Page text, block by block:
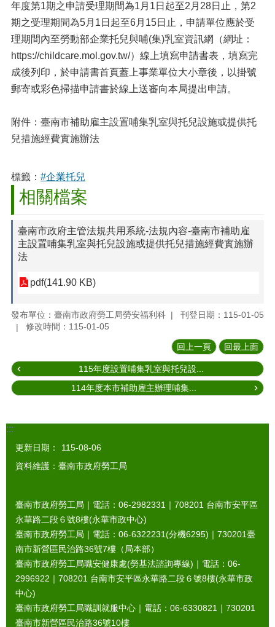
年度第1期之申請受理期間為1月1日起至2月28日止，第2
期之受理期間為5月1日起至6月15日止，申請單位應於受
理期間內至勞動部企業托兒與哺(集)乳室資訊網（網址：
https://childcare.mol.gov.tw/）線上填寫申請書表，填寫完
成後列印，於申請書首頁蓋上事業單位大小章後，以掛號
郵寄或彩色掃描申請書於線上送審向本局提出申請。
附件：臺南市補助雇主設置哺集乳室與托兒設施或提供托
兒措施經費實施辦法
標籤： #企業托兒
相關檔案
臺南市政府主管法規共用系統-法規內容-臺南市補助雇
主設置哺集乳室與托兒設施或提供托兒措施經費實施辦
法
pdf(141.90 KB)
發布單位：臺南市政府勞工局勞安福利科
刊登日期：115-01-05
修改時間：115-01-05
回上一頁 回最上面
115年度設置哺集乳室與托兒設...
114年度本市補助雇主辦理哺集...
:::
更新日期：
115-08-06
資料維護：臺南市政府勞工局
臺南市政府勞工局｜電話：06-2982331｜ 708201 台南市安平區
永華路二段６號8樓(永華市政中心)
臺南市政府勞工局｜電話：06-6322231(分機6295)｜ 730201臺
南市新營區民治路36號7樓（局本部）
臺南市政府勞工局職安健康處(勞基法諮詢專線)｜電話：06-
2996922｜ 708201 台南市安平區永華路二段６號8樓(永華市政
中心)
臺南市政府勞工局職訓就服中心｜電話：06-6330821｜ 730201
臺南市新營區民治路36號10樓